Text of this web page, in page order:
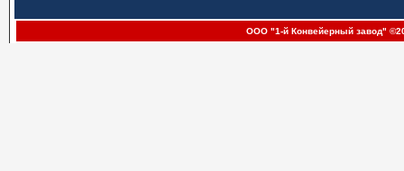
ООО "1-й Конвейерный завод"